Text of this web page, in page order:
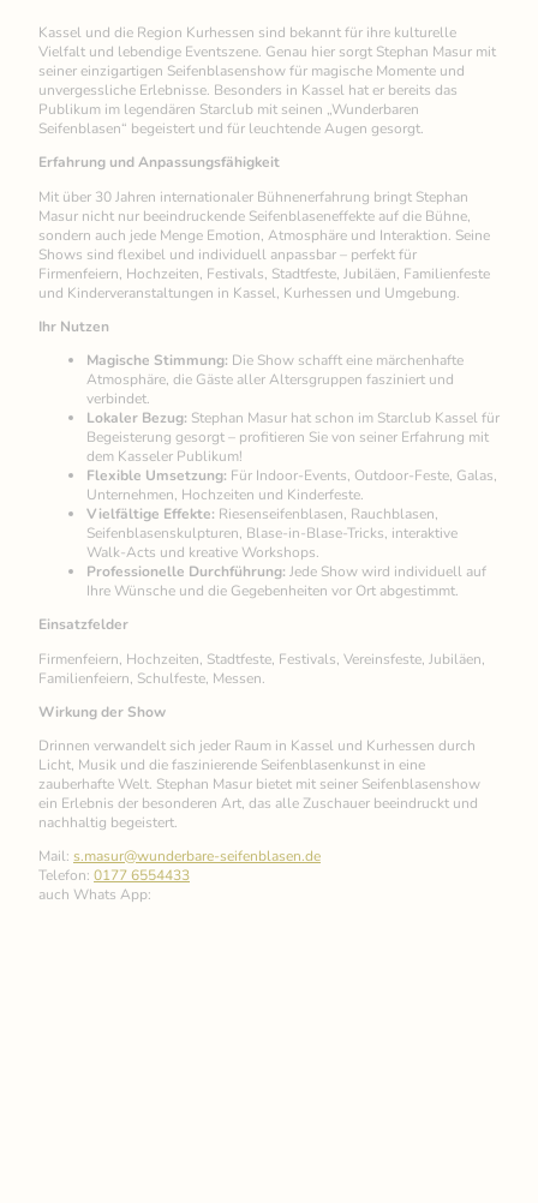
Kassel und die Region Kurhessen sind bekannt für ihre kulturelle
Vielfalt und lebendige Eventszene. Genau hier sorgt Stephan Masur mit
seiner einzigartigen Seifenblasenshow für magische Momente und
unvergessliche Erlebnisse. Besonders in Kassel hat er bereits das
Publikum im legendären Starclub mit seinen „Wunderbaren
Seifenblasen“ begeistert und für leuchtende Augen gesorgt.
Erfahrung und Anpassungsfähigkeit
Mit über 30 Jahren internationaler Bühnenerfahrung bringt Stephan
Masur nicht nur beeindruckende Seifenblaseneffekte auf die Bühne,
sondern auch jede Menge Emotion, Atmosphäre und Interaktion. Seine
Shows sind flexibel und individuell anpassbar – perfekt für
Firmenfeiern, Hochzeiten, Festivals, Stadtfeste, Jubiläen, Familienfeste
und Kinderveranstaltungen in Kassel, Kurhessen und Umgebung.
Ihr Nutzen
Magische Stimmung: Die Show schafft eine märchenhafte
Atmosphäre, die Gäste aller Altersgruppen fasziniert und
verbindet.
Lokaler Bezug: Stephan Masur hat schon im Starclub Kassel für
Begeisterung gesorgt – profitieren Sie von seiner Erfahrung mit
dem Kasseler Publikum!
Flexible Umsetzung: Für Indoor-Events, Outdoor-Feste, Galas,
Unternehmen, Hochzeiten und Kinderfeste.
Vielfältige Effekte: Riesenseifenblasen, Rauchblasen,
Seifenblasenskulpturen, Blase-in-Blase-Tricks, interaktive
Walk-Acts und kreative Workshops.
Professionelle Durchführung: Jede Show wird individuell auf
Ihre Wünsche und die Gegebenheiten vor Ort abgestimmt.
Einsatzfelder
Firmenfeiern, Hochzeiten, Stadtfeste, Festivals, Vereinsfeste, Jubiläen,
Familienfeiern, Schulfeste, Messen.
Wirkung der Show
Drinnen verwandelt sich jeder Raum in Kassel und Kurhessen durch
Licht, Musik und die faszinierende Seifenblasenkunst in eine
zauberhafte Welt. Stephan Masur bietet mit seiner Seifenblasenshow
ein Erlebnis der besonderen Art, das alle Zuschauer beeindruckt und
nachhaltig begeistert.
Mail: s.masur@wunderbare-seifenblasen.de
Telefon: 0177 6554433
auch Whats App: